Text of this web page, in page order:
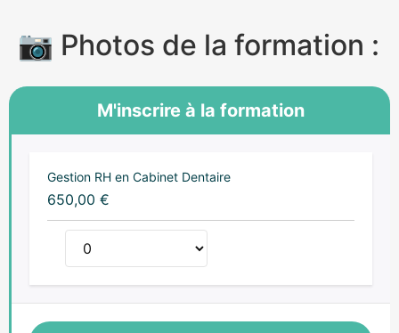
📷 Photos de la formation :
M'inscrire à la formation
Gestion RH en Cabinet Dentaire
650,00 €